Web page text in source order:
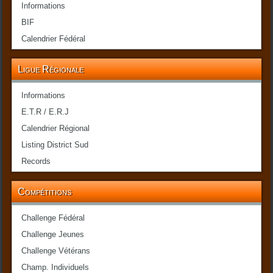
Informations
BIF
Calendrier Fédéral
Ligue Régionale
Informations
E.T.R / E.R.J
Calendrier Régional
Listing District Sud
Records
Compétitions
Challenge Fédéral
Challenge Jeunes
Challenge Vétérans
Champ. Individuels